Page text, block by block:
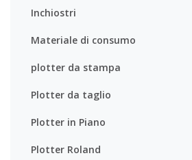
Inchiostri
Materiale di consumo
plotter da stampa
Plotter da taglio
Plotter in Piano
Plotter Roland